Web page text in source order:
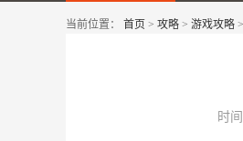
当前位置： 首页 > 攻略 > 游戏攻略 >
时